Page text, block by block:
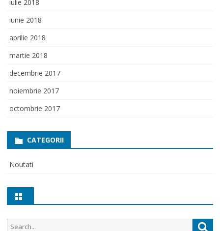
iulie 2018
iunie 2018
aprilie 2018
martie 2018
decembrie 2017
noiembrie 2017
octombrie 2017
CATEGORII
Noutati
Search